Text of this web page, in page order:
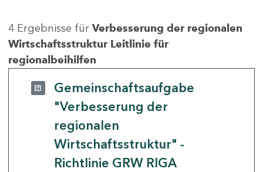
4 Ergebnisse für Verbesserung der regionalen
Wirtschaftsstruktur Leitlinie für
regionalbeihilfen
Gemeinschaftsaufgabe
"Verbesserung der
regionalen
Wirtschaftsstruktur" -
Richtlinie GRW RIGA